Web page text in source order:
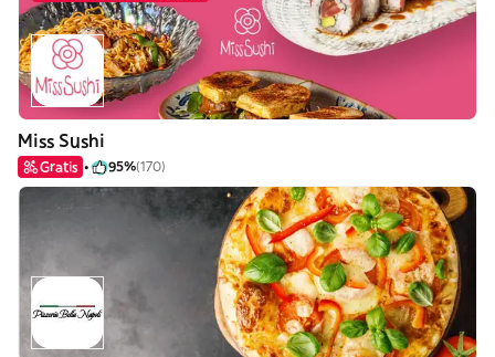
Miss Sushi
Gratis 95%(170)